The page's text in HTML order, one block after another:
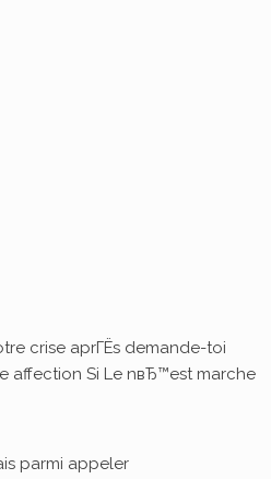
crise aprГЁs demande-toi
affection Si Le nвЂ™est marche
parmi appeler